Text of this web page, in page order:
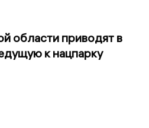
области приводят в
к нацпарку